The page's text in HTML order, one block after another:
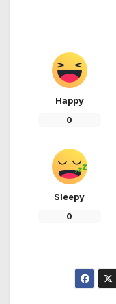
Happy
0
Sleepy
0